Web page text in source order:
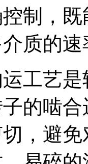
制，
质的
工艺
的啮
，避